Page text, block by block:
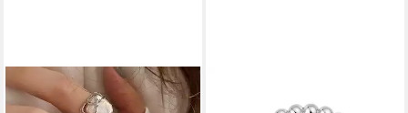
KARMA
Ring-Set 2er Set Damenring
Silberring 925 Sterling Silber